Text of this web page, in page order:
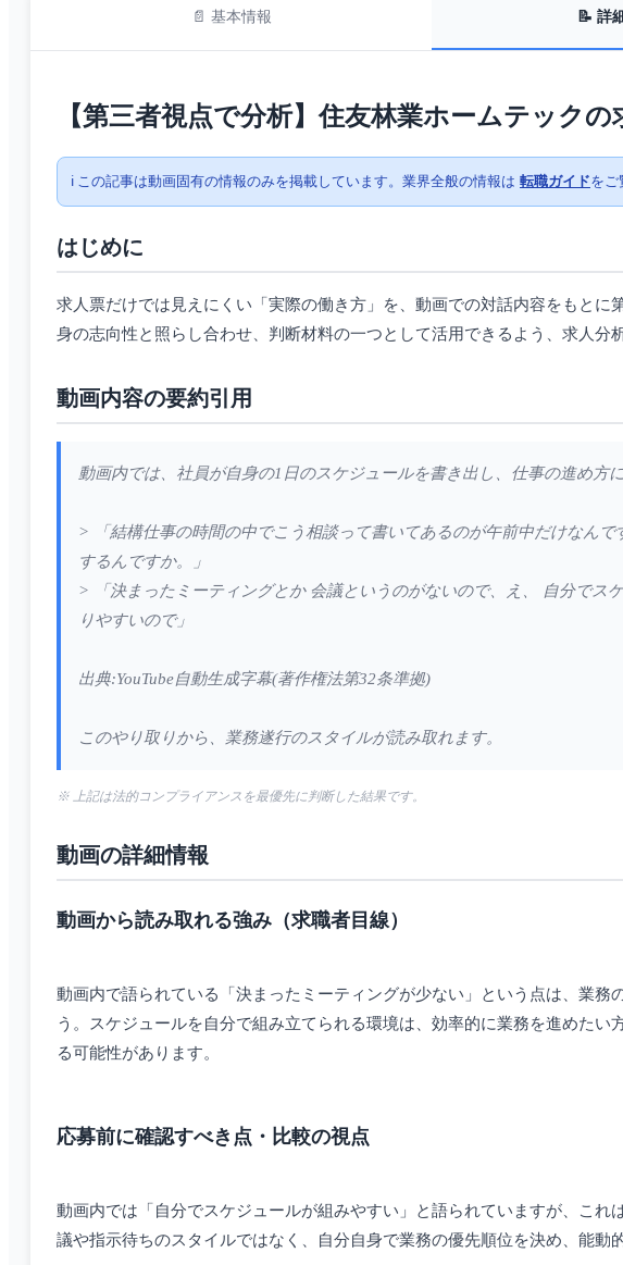
📄 基本情報 📝 詳
【第三者視点で分析】住友林業ホームテック
ℹ️ この記事は動画固有の情報のみを掲載しています。業界全般の情報は 転職ガイドをご
はじめに
求人票だけでは見えにくい「実際の働き方」を、動画での対話内容をもと
身の志向性と照らし合わせ、判断材料の一つとして活用できるよう、求人分
動画内容の要約引用
動画内では、社員が自身の1日のスケジュールを書き出し、仕事の進め方
> 「結構仕事の時間の中でこう相談って書いてあるのが午前中だけなん
するんですか。」
> 「決まったミーティングとか 会議というのがないので、え、 自分で
りやすいので」
出典:YouTube自動生成字幕(著作権法第32条準拠)
このやり取りから、業務遂行のスタイルが読み取れます。
※ 上記は法的コンプライアンスを最優先に判断した結果です。
動画の詳細情報
動画から読み取れる強み（求職者目線）
動画内で語られている「決まったミーティングが少ない」という点は、業
う。スケジュールを自分で組み立てられる環境は、効率的に業務を進めた
る可能性があります。
応募前に確認すべき点・比較の視点
動画内では「自分でスケジュールが組みやすい」と語られていますが、こ
議や指示待ちのスタイルではなく、自分自身で業務の優先順位を決め、能動